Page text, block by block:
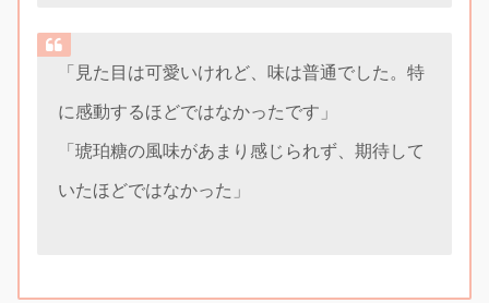
「見た目は可愛いけれど、味は普通でした。特
に感動するほどではなかったです」
「琥珀糖の風味があまり感じられず、期待して
いたほどではなかった」